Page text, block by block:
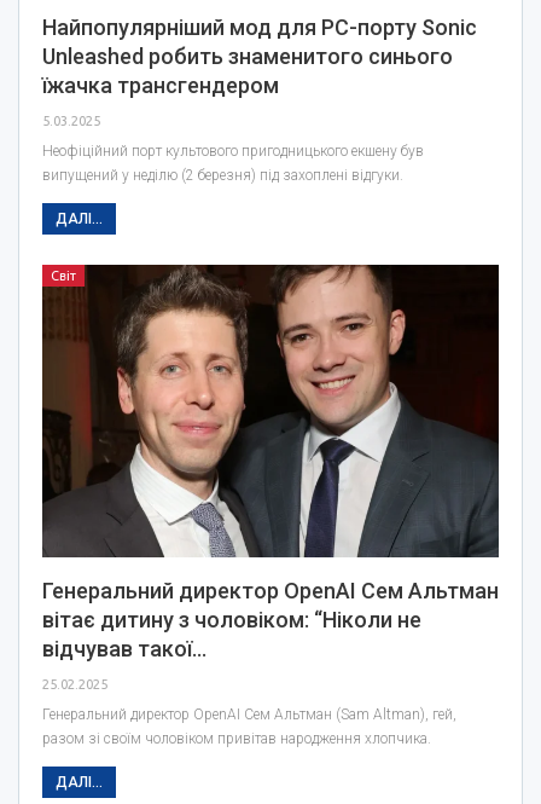
Найпопулярніший мод для PC-порту Sonic
Unleashed робить знаменитого синього
їжачка трансгендером
5.03.2025
Неофіційний порт культового пригодницького екшену був
випущений у неділю (2 березня) під захоплені відгуки.
ДАЛІ...
Світ
Генеральний директор OpenAI Сем Альтман
вітає дитину з чоловіком: “Ніколи не
відчував такої…
25.02.2025
Генеральний директор OpenAI Сем Альтман (Sam Altman), гей,
разом зі своїм чоловіком привітав народження хлопчика.
ДАЛІ...